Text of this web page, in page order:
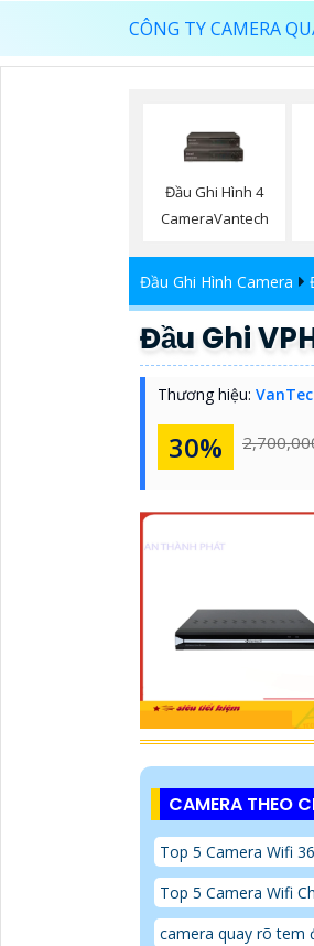
CÔNG TY CAMERA
Đầu Ghi Hình 4
CameraVantech
Đầu Ghi Hình Camera
Đầu Ghi
Thương hiệu:
30%
CAMERA THEO
Top 5 Camera Wifi
Top 5 Camera Wifi
camera quay rõ tem